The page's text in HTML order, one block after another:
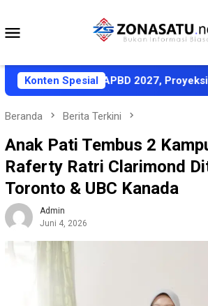
konten
Konten Spesial
KUA-PPAS APBD 2027, Proyeksi
Beranda Berita Terkini
Anak Pati Tembus 2
Raferty Ratri Clarimond
Toronto & UBC Kanada
Admin
Juni 4, 2026